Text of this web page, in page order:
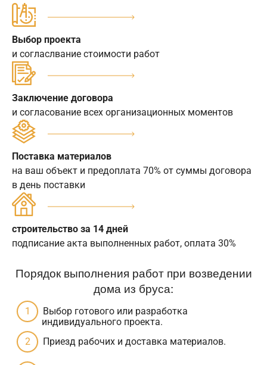
Выбор проекта
и согласлвание стоимости работ
Заключение договора
и согласование всех организационных моментов
Поставка материалов
на ваш объект и предоплата 70% от суммы договора
в день поставки
строительство за 14 дней
подписание акта выполненных работ, оплата 30%
Порядок выполнения работ при возведении
дома из бруса:
Выбор готового или разработка
индивидуального проекта.
Приезд рабочих и доставка материалов.